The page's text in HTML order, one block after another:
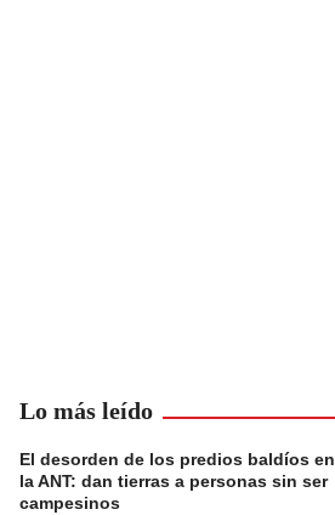
Lo más leído
El desorden de los predios baldíos en
la ANT: dan tierras a personas sin ser
campesinos